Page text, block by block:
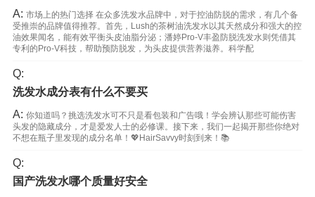
A: 市场上的热门选择 在众多洗发水品牌中，对于控油防脱的需求，有几个备
受推崇的品牌值得推荐。首先，Lush的茶树油洗发水以其天然成分和强大的控
油效果闻名，能有效平衡头皮油脂分泌；潘婷Pro-V丰盈防脱洗发水则凭借其
专利的Pro-V科技，帮助预防脱发，为头皮提供营养滋养。科学配
Q:
洗发水成分表有什么不要买
A: 你知道吗？挑选洗发水可不只是看包装和广告哦！学会辨认那些可能伤害
头发的隐藏成分，才是爱发人士的必修课。接下来，我们一起揭开那些你绝对
不想在瓶子里发现的成分名单！💖HairSavvy时刻到来！📚
Q:
国产洗发水哪个质量好安全